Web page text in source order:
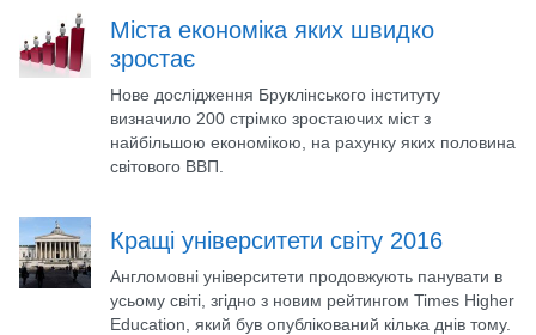
Міста економіка яких швидко
зростає
Нове дослідження Бруклінського інституту
визначило 200 стрімко зростаючих міст з
найбільшою економікою, на рахунку яких половина
світового ВВП.
Кращі університети світу 2016
Англомовні університети продовжують панувати в
усьому світі, згідно з новим рейтингом Times Higher
Education, який був опублікований кілька днів тому.